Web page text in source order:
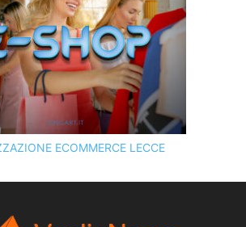
ECOMMERCE LECCE
I SERVIZI DIKINGART.IT